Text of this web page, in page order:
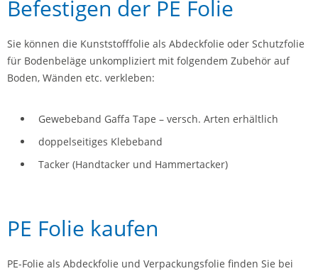
Befestigen der PE Folie
Sie können die Kunststofffolie als Abdeckfolie oder Schutzfolie
für Bodenbeläge unkompliziert mit folgendem Zubehör auf
Boden, Wänden etc. verkleben:
Gewebeband Gaffa Tape – versch. Arten erhältlich
doppelseitiges Klebeband
Tacker (Handtacker und Hammertacker)
PE Folie kaufen
PE-Folie als Abdeckfolie und Verpackungsfolie finden Sie bei